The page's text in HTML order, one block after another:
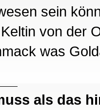
sein
von der
was
als das